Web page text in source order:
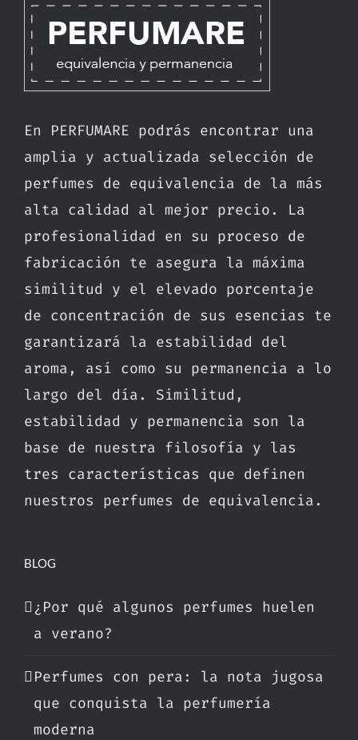
En PERFUMARE podrás encontrar una
amplia y actualizada selección de
perfumes de equivalencia de la más
alta calidad al mejor precio. La
profesionalidad en su proceso de
fabricación te asegura la máxima
similitud y el elevado porcentaje
de concentración de sus esencias te
garantizará la estabilidad del
aroma, así como su permanencia a lo
largo del día. Similitud,
estabilidad y permanencia son la
base de nuestra filosofía y las
tres características que definen
nuestros perfumes de equivalencia.
BLOG
¿Por qué algunos perfumes huelen
a verano?
Perfumes con pera: la nota jugosa
que conquista la perfumería
moderna